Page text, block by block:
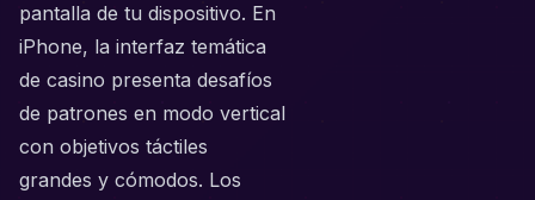
pantalla de tu dispositivo. En
iPhone, la interfaz temática
de casino presenta desafíos
de patrones en modo vertical
con objetivos táctiles
grandes y cómodos. Los